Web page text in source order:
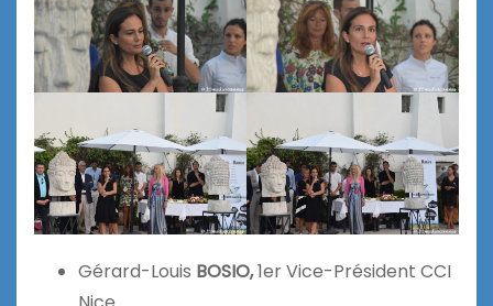
Gérard-Louis BOSIO,1er Vice-Président CCI